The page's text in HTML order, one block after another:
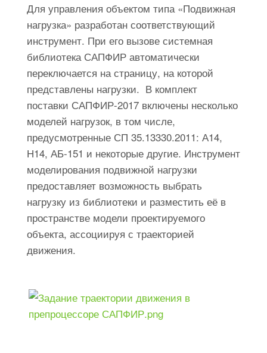
Для управления объектом типа «Подвижная
нагрузка» разработан соответствующий
инструмент. При его вызове системная
библиотека САПФИР автоматически
переключается на страницу, на которой
представлены нагрузки. В комплект
поставки САПФИР-2017 включены несколько
моделей нагрузок, в том числе,
предусмотренные СП 35.13330.2011: А14,
Н14, АБ-151 и некоторые другие. Инструмент
моделирования подвижной нагрузки
предоставляет возможность выбрать
нагрузку из библиотеки и разместить её в
пространстве модели проектируемого
объекта, ассоциируя с траекторией
движения.